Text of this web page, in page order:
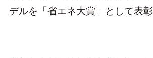
デルを「省エネ大賞」として表彰